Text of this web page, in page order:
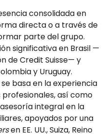
consolidada en
directa o a través de
parte del grupo.
significativa en Brasil —
de Credit Suisse— y
y Uruguay.
basa en la experiencia
así como
integral en la
apoyados por una
en EE. UU., Suiza, Reino